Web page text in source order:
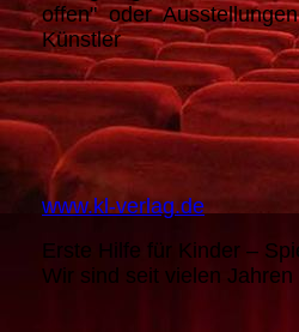
offen" oder
Künstler
www.kl-verlag.de
Erste Hilfe für Kinder –
Wir sind seit vielen Jahren